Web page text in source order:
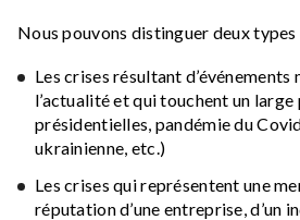
Nous pouvons distinguer deux types
Les crises résultant d’événements
l’actualité et qui touchent un
présidentielles, pandémie du
ukrainienne, etc.)
Les crises qui représentent une
réputation d’une entreprise, d’un